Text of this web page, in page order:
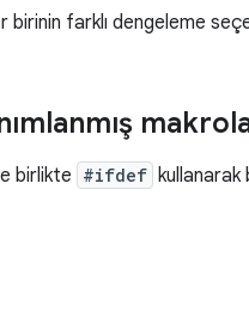
farklı dengeleme
birlikte #ifdef kullanarak